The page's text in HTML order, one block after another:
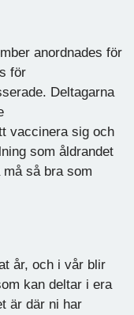
anordnades för
för
Deltagarna
vaccinera sig och
som åldrandet
så bra som
år, och i vår blir
kan deltar i era
är där ni har